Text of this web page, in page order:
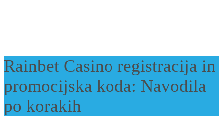
Rainbet Casino registracija in
promocijska koda: Navodila
po korakih